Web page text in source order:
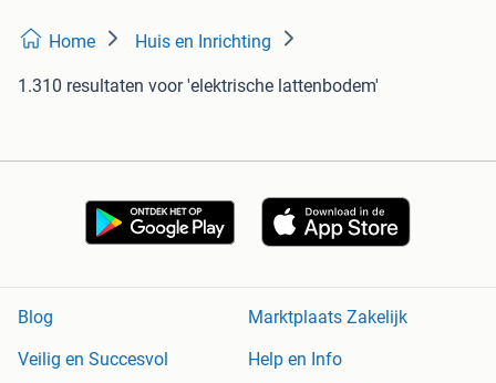
Home Huis en Inrichting
1.310 resultaten voor 'elektrische lattenbodem'
Blog
Marktplaats Zakelijk
Veilig en Succesvol
Help en Info